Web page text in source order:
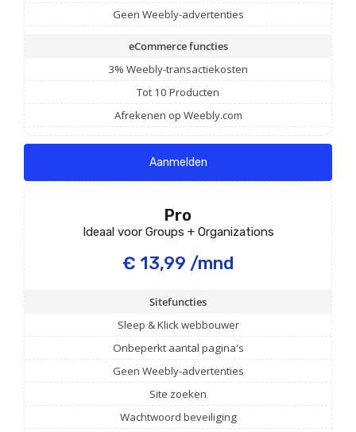
Geen Weebly-advertenties
eCommerce functies
3% Weebly-transactiekosten
Tot 10 Producten
Afrekenen op Weebly.com
Aanmelden
Pro
Ideaal voor Groups + Organizations
€ 13,99 /mnd
Sitefuncties
Sleep & Klick webbouwer
Onbeperkt aantal pagina's
Geen Weebly-advertenties
Site zoeken
Wachtwoord beveiliging